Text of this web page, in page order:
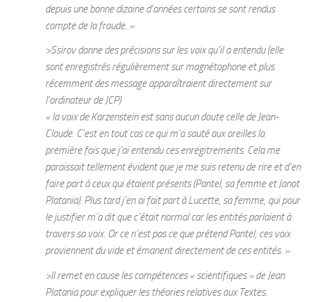
depuis une bonne dizaine d’années certains se sont rendus
compte de la fraude. »
>Ssirov donne des précisions sur les voix qu’il a entendu (elle
sont enregistrés régulièrement sur magnétophone et plus
récemment des message apparaîtraient directement sur
l’ordinateur de JCP)
« la voix de Karzenstein est sans aucun doute celle de Jean-
Claude. C’est en tout cas ce qui m’a sauté aux oreilles la
première fois que j’ai entendu ces enregitrements. Cela me
paraissait tellement évident que je me suis retenu de rire et d’en
faire part à ceux qui étaient présents (Pantel, sa femme et Janot
Platania). Plus tard j’en ai fait part à Lucette, sa femme, qui pour
le justifier m’a dit que c’était normal car les entités parlaient à
travers sa voix. Or ce n’est pas ce que prétend Pantel, ces voix
proviennent du vide et émanent directement de ces entités. »
>Il remet en cause les compétences « scientifiques » de Jean
Platania pour expliquer les théories relatives aux Textes.